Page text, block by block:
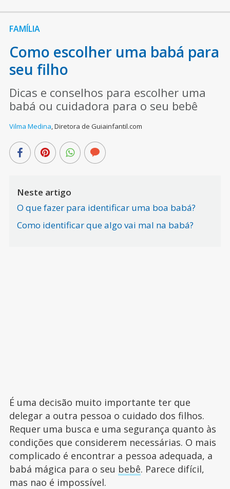
FAMÍLIA
Como escolher uma babá para
seu filho
Dicas e conselhos para escolher uma
babá ou cuidadora para o seu bebê
Vilma Medina,Diretora de Guiainfantil.com
Neste artigo
O que fazer para identificar uma boa babá?
Como identificar que algo vai mal na babá?
É uma decisão muito importante ter que
delegar a outra pessoa o cuidado dos filhos.
Requer uma busca e uma segurança quanto às
condições que considerem necessárias. O mais
complicado é encontrar a pessoa adequada, a
babá mágica para o seu bebê. Parece difícil,
mas nao é impossível.